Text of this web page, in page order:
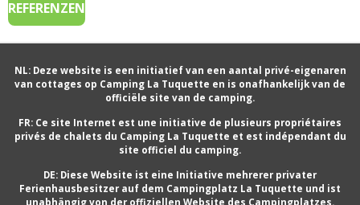
REFERENZEN
NL: Deze website is een initiatief van een aantal privé-eigenaren
van cottages op Camping La Tuquette en is onafhankelijk van de
officiële site van de camping.
FR: Ce site Internet est une initiative de plusieurs propriétaires
privés de chalets du Camping La Tuquette et est indépendant du
site officiel du camping.
DE: Diese Website ist eine Initiative mehrerer privater
Ferienhausbesitzer auf dem Campingplatz La Tuquette und ist
unabhängig von der offiziellen Website des Campingplatzes.